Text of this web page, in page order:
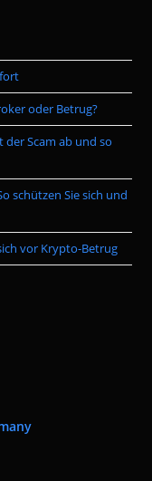
the
oder Betrug?
der Scam ab und so
schützen Sie sich und
vor Krypto-Betrug